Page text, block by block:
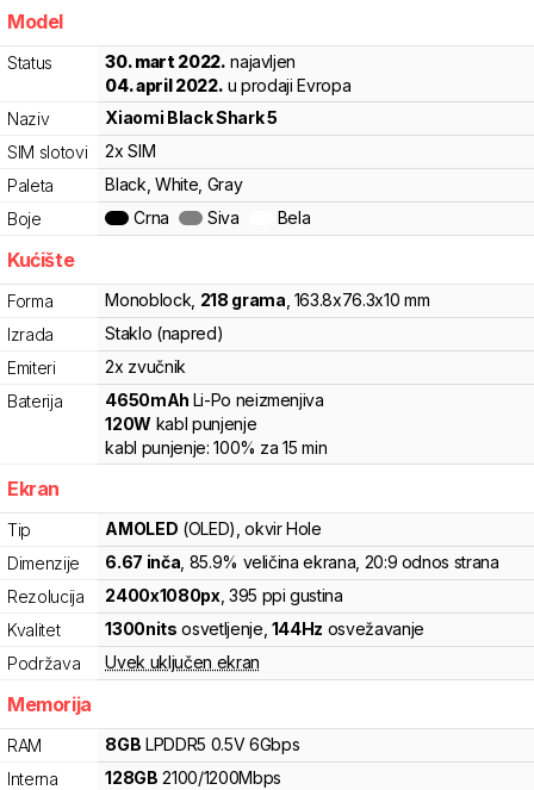
Model
Status 30. mart 2022. najavljen
04. april 2022. u prodaji Evropa
Naziv
Xiaomi Black Shark 5
SIM slotovi
2x SIM
Paleta
Black, White, Gray
Boje
Crna Siva Bela
Kućište
Forma Monoblock 218 grama 163.8x76.3x10 mm
Izrada
Staklo (napred)
Emiteri
2x zvučnik
Baterija
4650mAh Li-Po neizmenjiva
120W kabl punjenje
kabl punjenje:100% za 15 min
Ekran
Tip AMOLED (OLED) , okvir Hole
Dimenzije
6.67 inča , 85.9% veličina ekrana , 20:9 odnos strana
Rezolucija
2400x1080px, 395 ppi gustina
Kvalitet
1300nits osvetljenje 144Hz osvežavanje
Podržava
Uvek uključen ekran
Memorija
RAM 8GB LPDDR5 0.5V 6Gbps
Interna
128GB 2100/1200Mbps